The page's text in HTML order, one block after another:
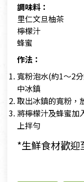
調味料：
里仁文旦柚茶
檸檬汁
蜂蜜
作法：
寬粉泡水(約1〜2
中冰鎮
取出冰鎮的寬粉，
將檸檬汁及蜂蜜加
上拌勻
*生鮮食材歡迎